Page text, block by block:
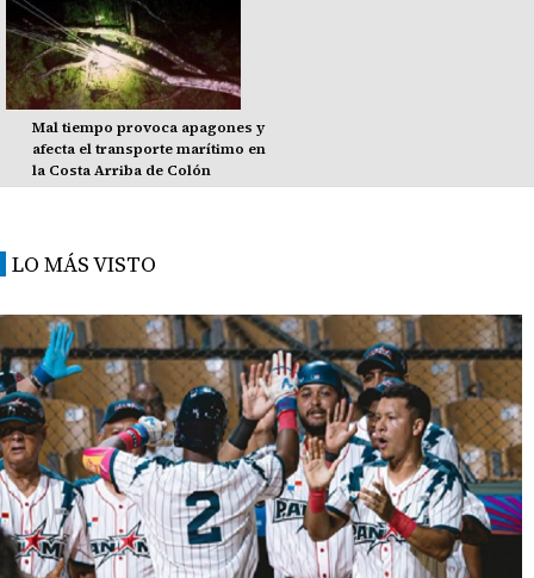
Mal tiempo provoca apagones y
afecta el transporte marítimo en
la Costa Arriba de Colón
LO MÁS VISTO